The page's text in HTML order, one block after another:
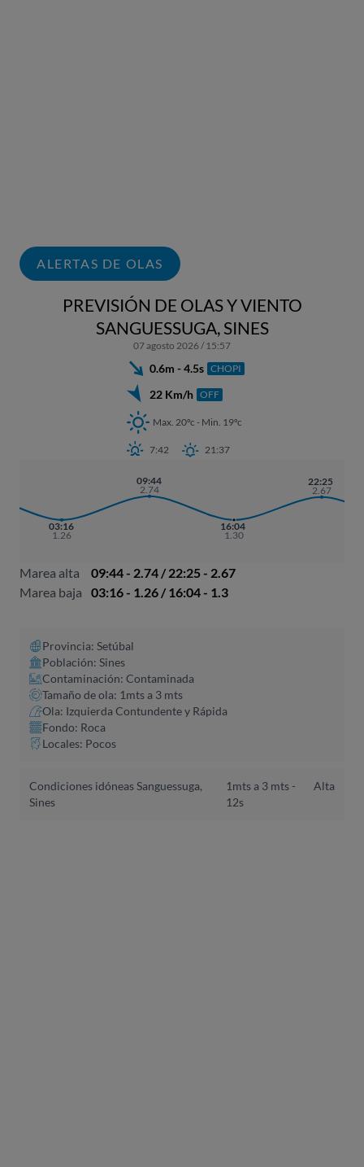
ALERTAS DE OLAS
PREVISIÓN DE OLAS Y VIENTO
SANGUESSUGA, SINES
07 agosto 2026 / 15:57
0.6m - 4.5s CHOPI
22 Km/h OFF
Max. 20ºc - Min. 19ºc
7:42 21:37
03:16
1.26
09:44
2.74
16:04
1.30
22:25
2.67
Marea alta
09:44 - 2.74 / 22:25 - 2.67
Marea baja
03:16 - 1.26 / 16:04 - 1.3
Provincia: Setúbal
Población: Sines
Contaminación: Contaminada
Tamaño de ola: 1mts a 3 mts
Ola: Izquierda Contundente y Rápida
Fondo: Roca
Locales: Pocos
Condiciones idóneas Sanguessuga,
Sines
1mts a 3 mts -
12s
Alta